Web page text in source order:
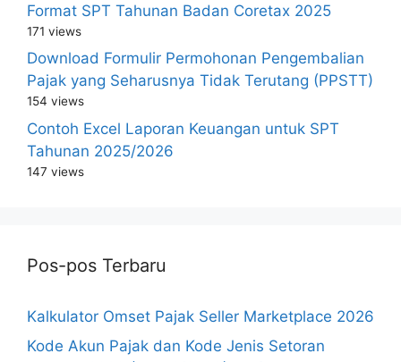
Format SPT Tahunan Badan Coretax 2025
171 views
Download Formulir Permohonan Pengembalian
Pajak yang Seharusnya Tidak Terutang (PPSTT)
154 views
Contoh Excel Laporan Keuangan untuk SPT
Tahunan 2025/2026
147 views
Pos-pos Terbaru
Kalkulator Omset Pajak Seller Marketplace 2026
Kode Akun Pajak dan Kode Jenis Setoran